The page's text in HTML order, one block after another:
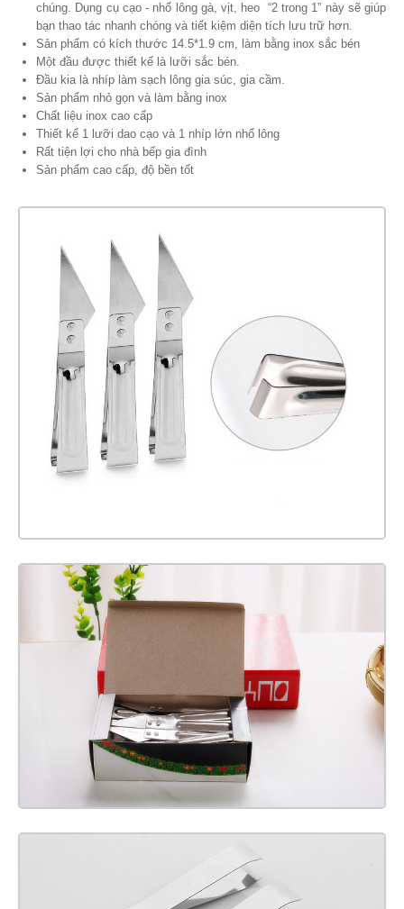
chúng. Dụng cụ cạo - nhổ lông gà, vịt, heo “2 trong 1” này sẽ giúp
bạn thao tác nhanh chóng và tiết kiệm diện tích lưu trữ hơn.
Sản phẩm có kích thước 14.5*1.9 cm, làm bằng inox sắc bén
Một đầu được thiết kế là lưỡi sắc bén.
Đầu kia là nhíp làm sạch lông gia súc, gia cầm.
Sản phẩm nhỏ gọn và làm bằng inox
Chất liệu inox cao cấp
Thiết kế 1 lưỡi dao cạo và 1 nhíp lớn nhổ lông
Rất tiện lợi cho nhà bếp gia đình
Sản phẩm cao cấp, độ bền tốt